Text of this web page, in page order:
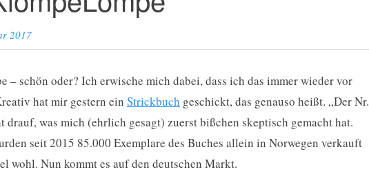
2017
– schön oder? Ich erwische mich dabei, dass ich das immer wieder vor
hat mir gestern ein Strickbuch geschickt, das genauso heißt. „Der Nr.
drauf, was mich (ehrlich gesagt) zuerst bißchen skeptisch gemacht hat.
seit 2015 85.000 Exemplare des Buches allein in Norwegen verkauft
wohl. Nun kommt es auf den deutschen Markt.